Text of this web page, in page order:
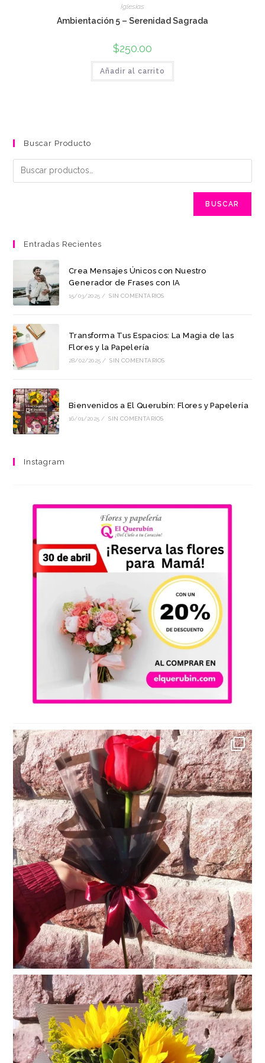
Iglesias
Ambientación 5 – Serenidad Sagrada
$250.00
Añadir al carrito
Buscar Producto
BUSCAR
Entradas Recientes
Crea Mensajes Únicos con Nuestro
Generador de Frases con IA
15/03/2025 / SIN COMENTARIOS
Transforma Tus Espacios: La Magia de las
Flores y la Papelería
28/02/2025 / SIN COMENTARIOS
Bienvenidos a El Querubín: Flores y Papelería
16/01/2025 / SIN COMENTARIOS
Instagram